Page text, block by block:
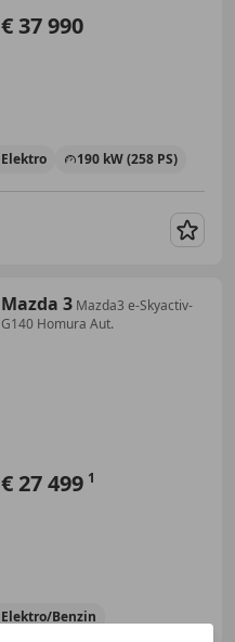
€ 37 990
Elektro 190 kW (258 PS)
Mazda 3 Mazda3 e-Skyactiv-
G140 Homura Aut.
€ 27 499 1
Elektro/Benzin